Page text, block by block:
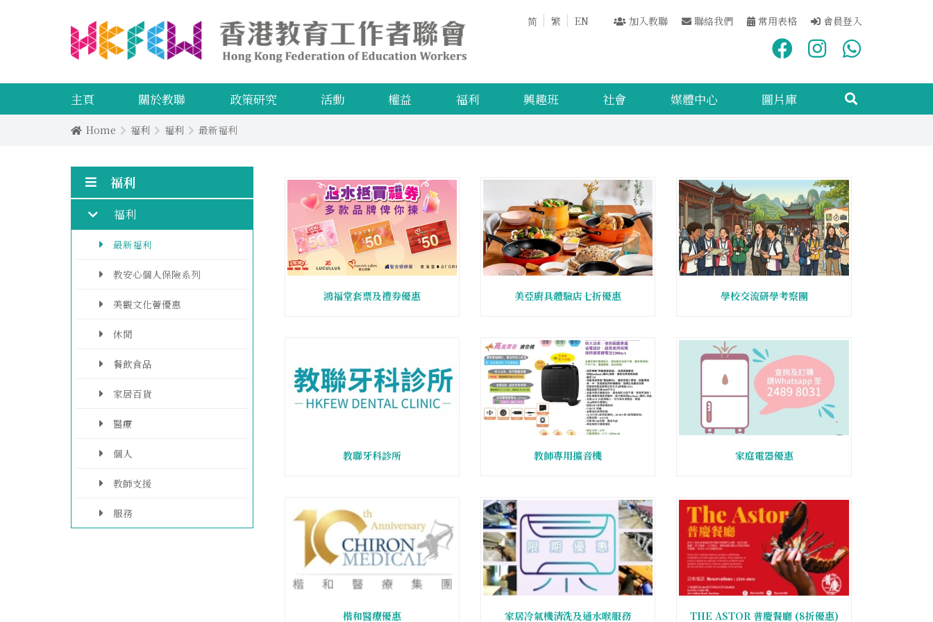
简 繁 EN 加入教聯 聯絡我們 常用表格 會員登入
主頁 關於教聯 政策研究 活動 權益 福利 興趣班 社會 媒體中心 圖片庫
Home 福利 福利 最新福利
福利
福利
最新福利
教安心個人保險系列
美觀文化薈優惠
休閒
餐飲食品
家居百貨
醫療
個人
教師支援
服務
鴻福堂套票及禮券優惠 美亞廚具體驗店七折優惠 學校交流研學考察團
教聯牙科診所 教師專用擴音機 家庭電器優惠
楷和醫療優惠 家居冷氣機清洗及通水喉服務 THE ASTOR 普慶餐廳 (8折優惠)